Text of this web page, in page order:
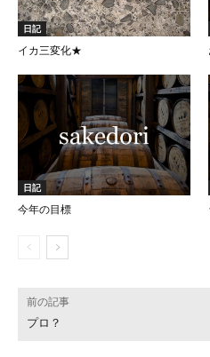
日記
イカ三変化★
日記
今年の目標
前の記事
プロ？